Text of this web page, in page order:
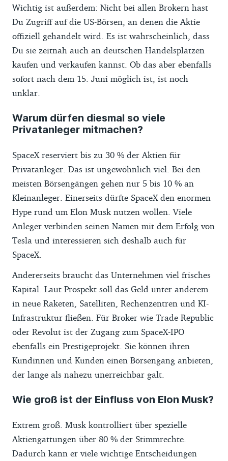
Wichtig ist außerdem: Nicht bei allen Brokern hast
Du Zugriff auf die US-Börsen, an denen die Aktie
offiziell gehandelt wird. Es ist wahrscheinlich, dass
Du sie zeitnah auch an deutschen Handelsplätzen
kaufen und verkaufen kannst. Ob das aber ebenfalls
sofort nach dem 15. Juni möglich ist, ist noch
unklar.
Warum dürfen diesmal so viele
Privatanleger mitmachen?
SpaceX reserviert bis zu 30 % der Aktien für
Privatanleger. Das ist ungewöhnlich viel. Bei den
meisten Börsengängen gehen nur 5 bis 10 % an
Kleinanleger. Einerseits dürfte SpaceX den enormen
Hype rund um Elon Musk nutzen wollen. Viele
Anleger verbinden seinen Namen mit dem Erfolg von
Tesla und interessieren sich deshalb auch für
SpaceX.
Andererseits braucht das Unternehmen viel frisches
Kapital. Laut Prospekt soll das Geld unter anderem
in neue Raketen, Satelliten, Rechenzentren und KI-
Infrastruktur fließen. Für Broker wie Trade Republic
oder Revolut ist der Zugang zum SpaceX-IPO
ebenfalls ein Prestigeprojekt. Sie können ihren
Kundinnen und Kunden einen Börsengang anbieten,
der lange als nahezu unerreichbar galt.
Wie groß ist der Einfluss von Elon Musk?
Extrem groß. Musk kontrolliert über spezielle
Aktiengattungen über 80 % der Stimmrechte.
Dadurch kann er viele wichtige Entscheidungen